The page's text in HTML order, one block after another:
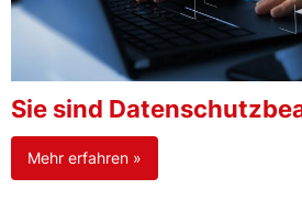
Sie sind
Mehr erfahren »